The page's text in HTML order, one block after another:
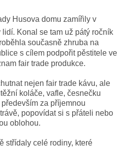
Husova domu zamířily v
Konal se tam už pátý ročník
současně zhruba na
s cílem podpořit pěstitele ve
fair trade produkce.
nejen fair trade kávu, ale
koláče, vafle, česnečku
za příjemnou
popovídat si s přáteli nebo
oblohou.
střídaly celé rodiny, které